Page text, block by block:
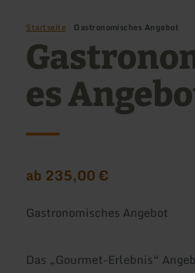
Startseite Gastronomisches Angebot
es
ab 235,00 €
Gastronomisches Angebot
Das „Gourmet-Erlebnis“